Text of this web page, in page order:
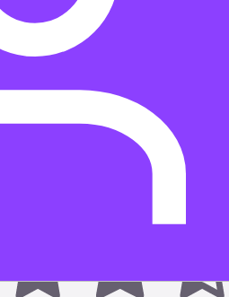
y modelos de
predictiva
innovadores
IA predictiva